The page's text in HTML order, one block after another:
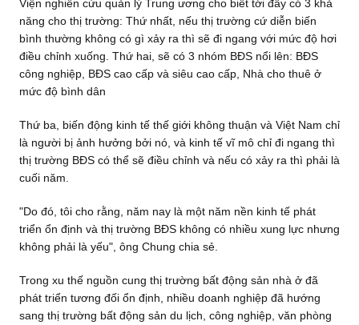
Viện nghiên cứu quản lý Trung ương cho biết tới đây có 3 khả
năng cho thị trường: Thứ nhất, nếu thị trường cứ diễn biến
bình thường không có gì xảy ra thì sẽ đi ngang với mức độ hơi
điều chỉnh xuống. Thứ hai, sẽ có 3 nhóm BĐS nổi lên: BĐS
công nghiệp, BĐS cao cấp và siêu cao cấp, Nhà cho thuê ở
mức độ bình dân
Thứ ba, biến động kinh tế thế giới không thuận và Việt Nam chỉ
là người bị ảnh hưởng bởi nó, và kinh tế vĩ mô chỉ đi ngang thì
thị trường BĐS có thể sẽ điều chỉnh và nếu có xảy ra thì phải là
cuối năm.
"Do đó, tôi cho rằng, năm nay là một năm nền kinh tế phát
triển ổn định và thị trường BĐS không có nhiều xung lực nhưng
không phải là yếu", ông Chung chia sẻ.
Trong xu thế nguồn cung thị trường bất động sản nhà ở đã
phát triển tương đối ổn định, nhiều doanh nghiệp đã hướng
sang thị trường bất động sản du lịch, công nghiệp, văn phòng